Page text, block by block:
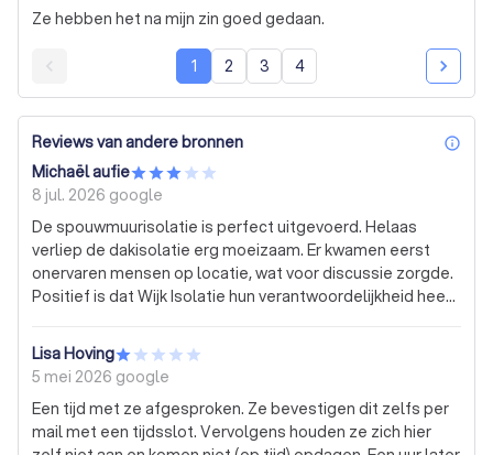
Ze hebben het na mijn zin goed gedaan.
1 2 3 4
Reviews van andere bronnen
Michaël aufie
8 jul. 2026 google
De spouwmuurisolatie is perfect uitgevoerd. Helaas
verliep de dakisolatie erg moeizaam. Er kwamen eerst
onervaren mensen op locatie, wat voor discussie zorgde.
Positief is dat Wijk Isolatie hun verantwoordelijkheid heeft
gestuurd om het op te lossen. Helaas had hij te weinig
tape bij zich en met andere tape heeft vast geplakt,
waardoor er nu alweer delen loslaten. Omdat het traject
al zo lang duurt en veel energie kost, herstel ik dit laatste
stukje nu zelf maar. Al met al een bedrijf dat het netjes wil
Lisa Hoving
5 mei 2026 google
Een tijd met ze afgesproken. Ze bevestigen dit zelfs per
mail met een tijdsslot. Vervolgens houden ze zich hier